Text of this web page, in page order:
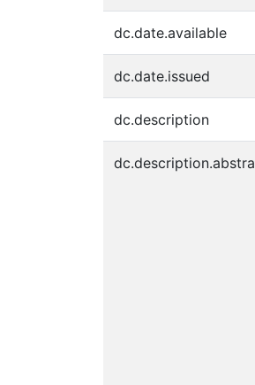
dc.date.available
dc.date.issued
dc.description